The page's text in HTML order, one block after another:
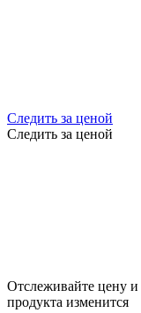
Следить за ценой
Следить за ценой
Отслеживайте цену
продукта изменится